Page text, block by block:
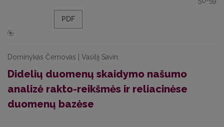
PDF
Dominykas Černovas | Vasilij Savin
Didelių duomenų skaidymo našumo
analizė rakto-reikšmės ir reliacinėse
duomenų bazėse